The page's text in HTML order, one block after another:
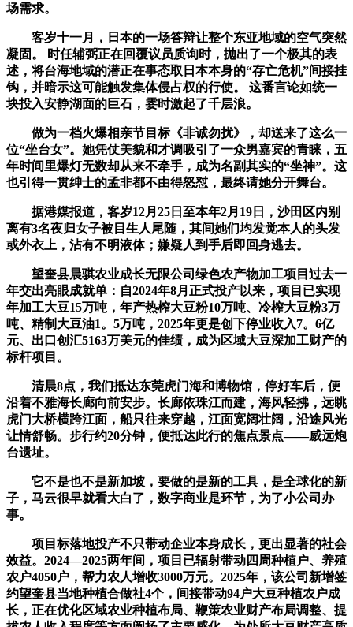
场需求。
客岁十一月，日本的一场答辩让整个东亚地域的空气突然
凝固。 时任辅弼正在回覆议员质询时，抛出了一个极其的表
述，将台海地域的潜正在事态取日本本身的“存亡危机”间接挂
钩，并暗示这可能触发集体侵占权的行使。 这番言论如统一
块投入安静湖面的巨石，霎时激起了千层浪。
做为一档火爆相亲节目标《非诚勿扰》，却送来了这么一
位“坐台女”。她凭仗美貌和才调吸引了一众男嘉宾的青睐，五
年时间里爆灯无数却从来不牵手，成为名副其实的“坐神”。这
也引得一贯绅士的孟非都不由得怒怼，最终请她分开舞台。
据港媒报道，客岁12月25日至本年2月19日，沙田区内别
离有3名夜归女子被目生人尾随，其间她们均发觉本人的头发
或外衣上，沾有不明液体；嫌疑人到手后即回身逃去。
望奎县晨骐农业成长无限公司绿色农产物加工项目过去一
年交出亮眼成就单：自2024年8月正式投产以来，项目已实现
年加工大豆15万吨，年产热榨大豆粉10万吨、冷榨大豆粉3万
吨、精制大豆油1。5万吨，2025年更是创下停业收入7。6亿
元、出口创汇5163万美元的佳绩，成为区域大豆深加工财产的
标杆项目。
清晨8点，我们抵达东莞虎门海和博物馆，停好车后，便
沿着不雅海长廊向前安步。长廊依珠江而建，海风轻拂，远眺
虎门大桥横跨江面，船只往来穿越，江面宽阔壮阔，沿途风光
让情舒畅。步行约20分钟，便抵达此行的焦点景点——威远炮
台遗址。
它不是也不是新加坡，要做的是新的工具，是全球化的新
子，马云很早就看大白了，数字商业是环节，为了小公司办
事。
项目标落地投产不只带动企业本身成长，更出显著的社会
效益。2024—2025两年间，项目已辐射带动四周种植户、养殖
农户4050户，帮力农人增收3000万元。2025年，该公司新增签
约望奎县当地种植合做社4个，间接带动94户大豆种植农户成
长，正在优化区域农业种植布局、鞭策农业财产布局调整、提